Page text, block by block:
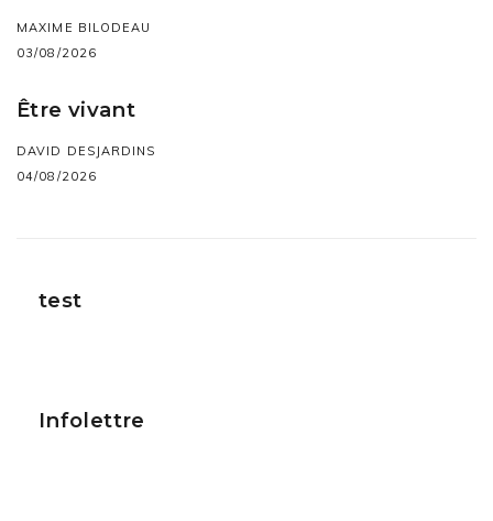
MAXIME BILODEAU
03/08/2026
Être vivant
DAVID DESJARDINS
04/08/2026
test
Infolettre